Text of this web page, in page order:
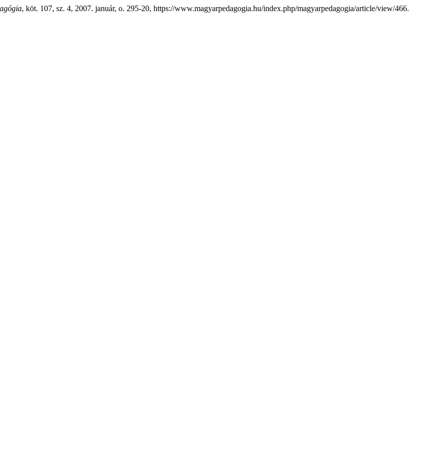
, köt. 107, sz. 4, 2007. január, o. 295-20, https://www.magyarpedagogia.hu/index.php/magyarpedagogia/article/view/466.